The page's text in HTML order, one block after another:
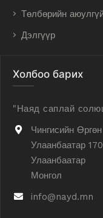
Төлбөрийн
Дэлгүүр
Холбоо барих
"Наяд саплай
Чингисийн
Улаанбаатар
Улаанбаатар
Монгол
info@nayd.mn